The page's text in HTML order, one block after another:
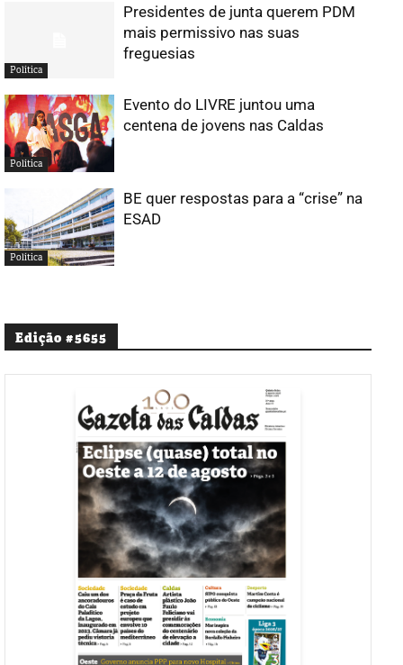
Política
Presidentes de junta querem PDM
mais permissivo nas suas
freguesias
Política
Evento do LIVRE juntou uma
centena de jovens nas Caldas
Política
BE quer respostas para a “crise” na
ESAD
Edição #5655